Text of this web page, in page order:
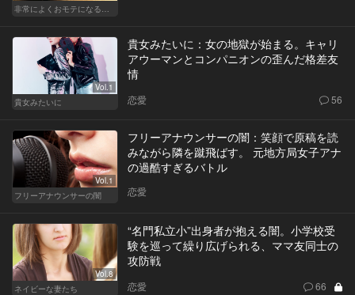
非常によくおモテになる殿方のホワイトデー
Vol.1
貴女みたいに
貴女みたいに：女の地獄が始まる。キャリ
アウーマンとコンパニオンの歪んだ格差友
情
恋愛 56
Vol.1
フリーアナウンサーの闇
フリーアナウンサーの闇：笑顔で原稿を読
みながら隣を蹴飛ばす。 元地方局女子アナ
の過酷すぎるバトル
恋愛
Vol.8
ネイビーな妻たち
“名門私立小”出身者が抱える闇。小学校受
験を巡って繰り広げられる、ママ友同士の
攻防戦
恋愛 66